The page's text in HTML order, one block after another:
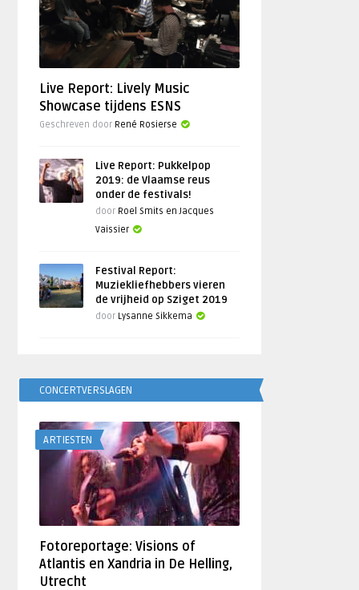
Live Report: Lively Music
Showcase tijdens ESNS
Geschreven door René Rosierse
Live Report: Pukkelpop
2019: de Vlaamse reus
onder de festivals!
door Roel Smits en Jacques
Vaissier
Festival Report:
Muziekliefhebbers vieren
de vrijheid op Sziget 2019
door Lysanne Sikkema
CONCERTVERSLAGEN
ARTIESTEN
Fotoreportage: Visions of
Atlantis en Xandria in De Helling,
Utrecht